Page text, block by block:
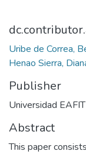
Uribe de Correa,
Henao Sierra,
Publisher
Universidad EAFIT
Abstract
This paper